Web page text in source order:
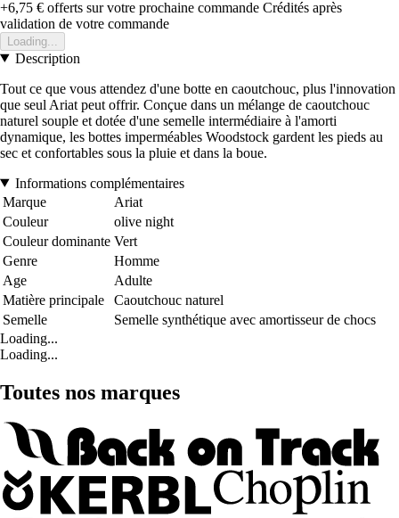
+6,75 € offerts sur votre prochaine commande Crédités après
validation de votre commande
Loading...
Description
Tout ce que vous attendez d'une botte en caoutchouc, plus l'innovation
que seul Ariat peut offrir. Conçue dans un mélange de caoutchouc
naturel souple et dotée d'une semelle intermédiaire à l'amorti
dynamique, les bottes imperméables Woodstock gardent les pieds au
sec et confortables sous la pluie et dans la boue.
Informations complémentaires
Marque
Ariat
Couleur
olive night
Couleur dominante Vert
Genre
Homme
Age
Adulte
Matière principale
Caoutchouc naturel
Semelle
Semelle synthétique avec amortisseur de chocs
Loading...
Loading...
Toutes nos marques